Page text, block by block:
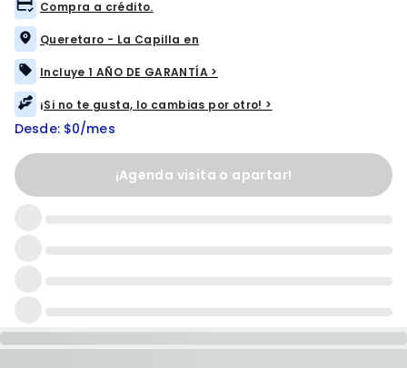
Compra a crédito.
Queretaro - La Capilla en
Incluye 1 AÑO DE GARANTÍA >
¡Si no te gusta, lo cambias por otro! >
Desde: $0/mes
¡Agenda visita o apartar!